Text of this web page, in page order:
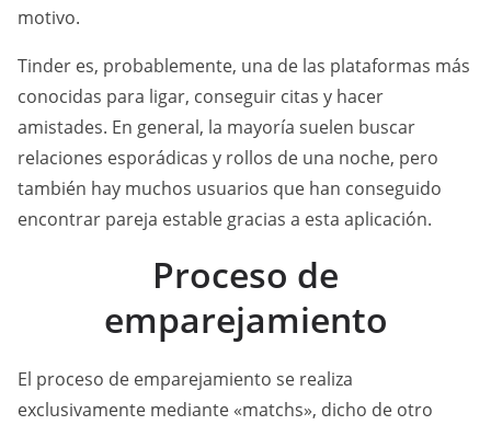
motivo.
Tinder es, probablemente, una de las plataformas más
conocidas para ligar, conseguir citas y hacer
amistades. En general, la mayoría suelen buscar
relaciones esporádicas y rollos de una noche, pero
también hay muchos usuarios que han conseguido
encontrar pareja estable gracias a esta aplicación.
Proceso de
emparejamiento
El proceso de emparejamiento se realiza
exclusivamente mediante «matchs», dicho de otro